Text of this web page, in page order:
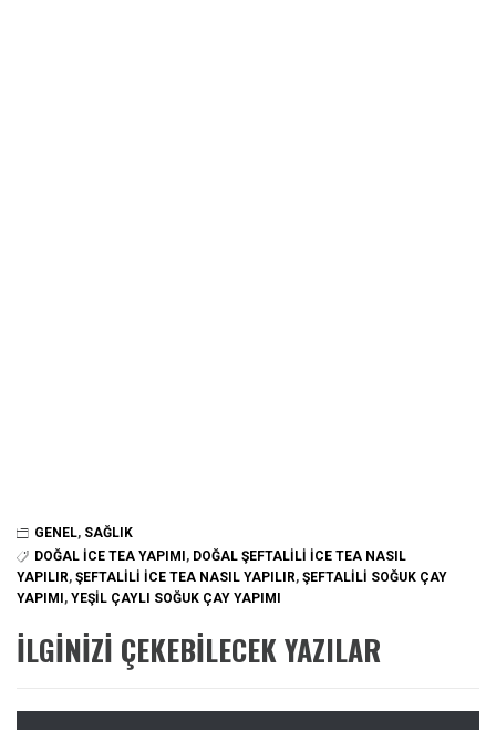
GENEL, SAĞLIK
DOĞAL ICE TEA YAPIMI , DOĞAL ŞEFTALILI ICE TEA NASIL
YAPILIR, ŞEFTALILI ICE TEA NASIL YAPILIR, ŞEFTALILI SOĞUK ÇAY
YAPIMI , YEŞIL ÇAYLI SOĞUK ÇAY YAPIMI
İLGINIZI ÇEKEBILECEK YAZILAR